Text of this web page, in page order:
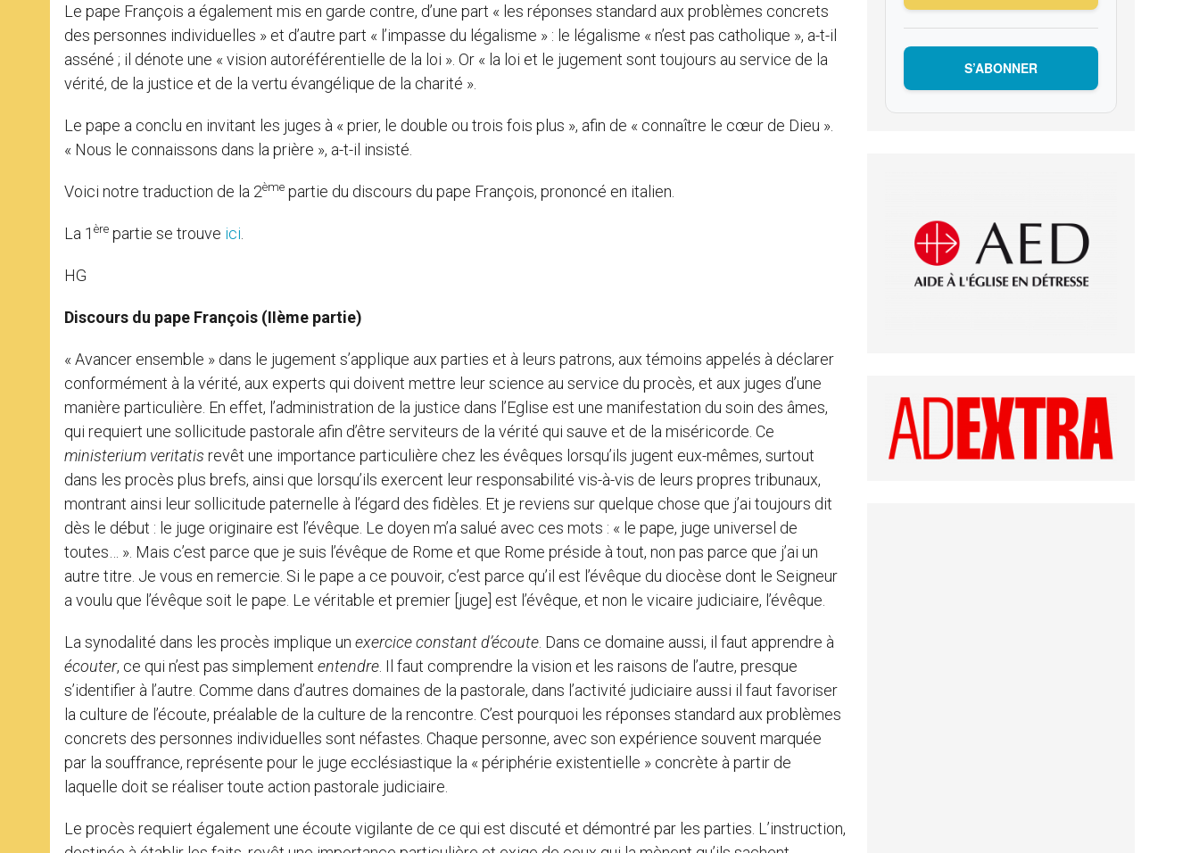
Le pape François a également mis en garde contre, d’une part « les réponses standard aux problèmes concrets
des personnes individuelles » et d’autre part « l’impasse du légalisme » : le légalisme « n’est pas catholique », a-t-il
asséné ; il dénote une « vision autoréférentielle de la loi ». Or « la loi et le jugement sont toujours au service de la
vérité, de la justice et de la vertu évangélique de la charité ».
Le pape a conclu en invitant les juges à « prier, le double ou trois fois plus », afin de « connaître le cœur de Dieu ».
« Nous le connaissons dans la prière », a-t-il insisté.
Voici notre traduction de la 2ème partie du discours du pape François, prononcé en italien.
La 1 ère partie se trouve ici
HG
Discours du pape François (IIème partie)
« Avancer ensemble » dans le jugement s’applique aux parties et à leurs patrons, aux témoins appelés à déclarer
conformément à la vérité, aux experts qui doivent mettre leur science au service du procès, et aux juges d’une
manière particulière. En effet, l’administration de la justice dans l’Eglise est une manifestation du soin des âmes,
qui requiert une sollicitude pastorale afin d’être serviteurs de la vérité qui sauve et de la miséricorde. Ce
ministerium veritatis revêt une importance particulière chez les évêques lorsqu’ils jugent eux-mêmes, surtout
dans les procès plus brefs, ainsi que lorsqu’ils exercent leur responsabilité vis-à-vis de leurs propres tribunaux,
montrant ainsi leur sollicitude paternelle à l’égard des fidèles. Et je reviens sur quelque chose que j’ai toujours dit
dès le début : le juge originaire est l’évêque. Le doyen m’a salué avec ces mots : « le pape, juge universel de
toutes… ». Mais c’est parce que je suis l’évêque de Rome et que Rome préside à tout, non pas parce que j’ai un
autre titre. Je vous en remercie. Si le pape a ce pouvoir, c’est parce qu’il est l’évêque du diocèse dont le Seigneur
a voulu que l’évêque soit le pape. Le véritable et premier [juge] est l’évêque, et non le vicaire judiciaire, l’évêque.
La synodalité dans les procès implique un exercice constant d’écoute . Dans ce domaine aussi, il faut apprendre à
écouter, ce qui n’est pas simplement entendre . Il faut comprendre la vision et les raisons de l’autre, presque
s’identifier à l’autre. Comme dans d’autres domaines de la pastorale, dans l’activité judiciaire aussi il faut favoriser
la culture de l’écoute, préalable de la culture de la rencontre. C’est pourquoi les réponses standard aux problèmes
concrets des personnes individuelles sont néfastes. Chaque personne, avec son expérience souvent marquée
par la souffrance, représente pour le juge ecclésiastique la « périphérie existentielle » concrète à partir de
laquelle doit se réaliser toute action pastorale judiciaire.
Le procès requiert également une écoute vigilante de ce qui est discuté et démontré par les parties. L’instruction,
S’ABONNER